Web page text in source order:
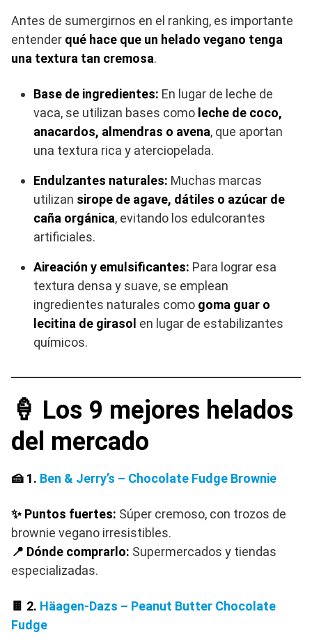
Antes de sumergirnos en el ranking, es importante
entender qué hace que un helado vegano tenga
una textura tan cremosa.
Base de ingredientes: En lugar de leche de
vaca, se utilizan bases como leche de coco,
anacardos, almendras o avena, que aportan
una textura rica y aterciopelada.
Endulzantes naturales: Muchas marcas
utilizan sirope de agave, dátiles o azúcar de
caña orgánica, evitando los edulcorantes
artificiales.
Aireación y emulsificantes: Para lograr esa
textura densa y suave, se emplean
ingredientes naturales como goma guar o
lecitina de girasol en lugar de estabilizantes
químicos.
🍦 Los 9 mejores helados
del mercado
🍰 1. Ben & Jerry’s – Chocolate Fudge Brownie
✨ Puntos fuertes: Súper cremoso, con trozos de
brownie vegano irresistibles.
📍 Dónde comprarlo: Supermercados y tiendas
especializadas.
🍫 2. Häagen-Dazs – Peanut Butter Chocolate
Fudge